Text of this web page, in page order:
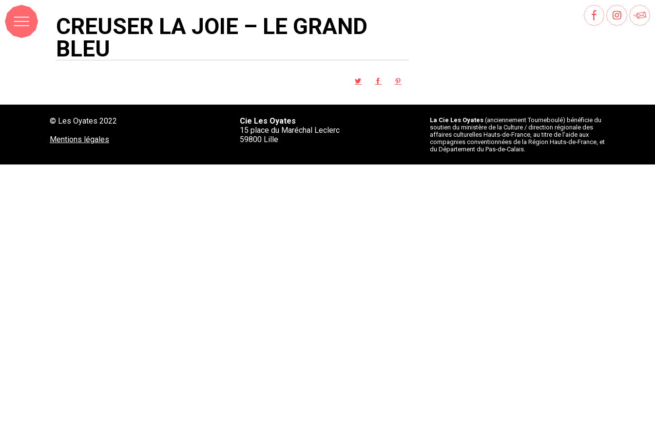
CREUSER LA JOIE – LE GRAND
BLEU
© Les Oyates 2022
Mentions légales
Cie Les Oyates
15 place du Maréchal Leclerc
59800 Lille
La Cie Les Oyates (anciennement Tourneboulé) bénéficie du
soutien du ministère de la Culture / direction régionale des
affaires culturelles Hauts-de-France, au titre de l’aide aux
compagnies conventionnées de la Région Hauts-de-France, et
du Département du Pas-de-Calais.